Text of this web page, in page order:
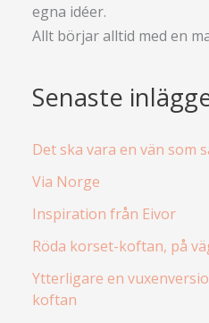
egna idéer.
Allt börjar alltid med en
Senaste
Det ska vara en vän som
Via Norge
Inspiration från Eivor
Röda korset-koftan, på
Ytterligare en
koftan